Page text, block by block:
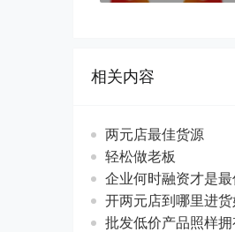
相关内容
两元店最佳货源
轻松做老板
企业何时融资才是最
开两元店到哪里进
批发低价产品照样